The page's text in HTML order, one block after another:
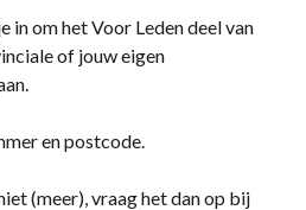
om het Voor Leden deel van
of jouw eigen
en postcode.
(meer), vraag het dan op bij